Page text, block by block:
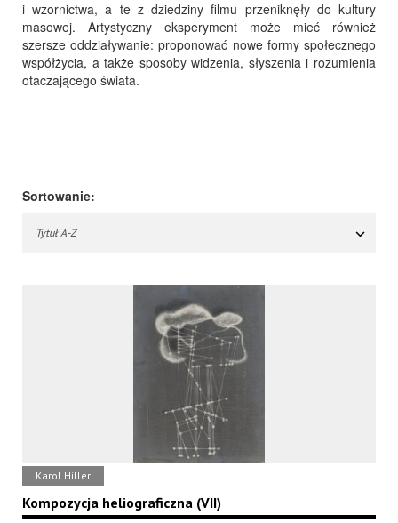
i wzornictwa, a te z dziedziny filmu przeniknęły do kultury
masowej. Artystyczny eksperyment może mieć również
szersze oddziaływanie: proponować nowe formy społecznego
współżycia, a także sposoby widzenia, słyszenia i rozumienia
otaczającego świata.
Sortowanie:
Tytuł A-Z
Karol Hiller
Kompozycja heliograficzna (VII)